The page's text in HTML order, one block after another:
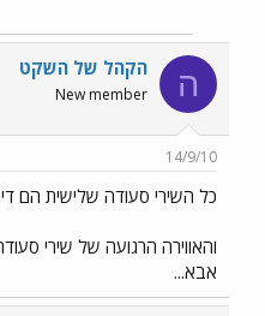
ה הקהל של השקט
New member
14/9/10
כל השירי סעודה שלישית הם די
והאווירה הרגועה של שירי
אבא...